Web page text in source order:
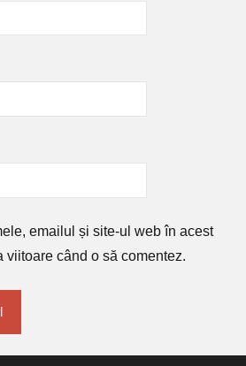
emailul și site-ul web în acest
viitoare când o să comentez.